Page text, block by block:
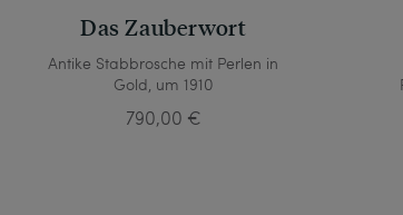
Das Zauberwort
Antike Stabbrosche mit Perlen in
Gold, um 1910
790,00 €